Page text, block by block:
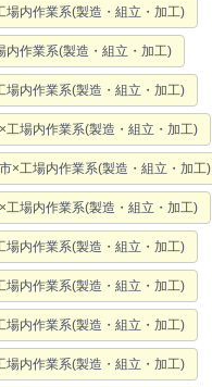
場内作業系(製造・組立・加工)
内作業系(製造・組立・加工)
場内作業系(製造・組立・加工)
工場内作業系(製造・組立・加工)
×工場内作業系(製造・組立・加工)
工場内作業系(製造・組立・加工)
場内作業系(製造・組立・加工)
場内作業系(製造・組立・加工)
場内作業系(製造・組立・加工)
場内作業系(製造・組立・加工)